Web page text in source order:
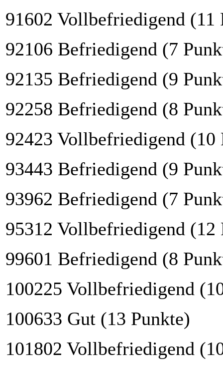
91602 Vollbefriedigend (11
92106 Befriedigend (7
92135 Befriedigend (9
92258 Befriedigend (8
92423 Vollbefriedigend (10
93443 Befriedigend (9
93962 Befriedigend (7
95312 Vollbefriedigend (12
99601 Befriedigend (8
100225 Vollbefriedigend
100633 Gut (13 Punkte)
101802 Vollbefriedigend